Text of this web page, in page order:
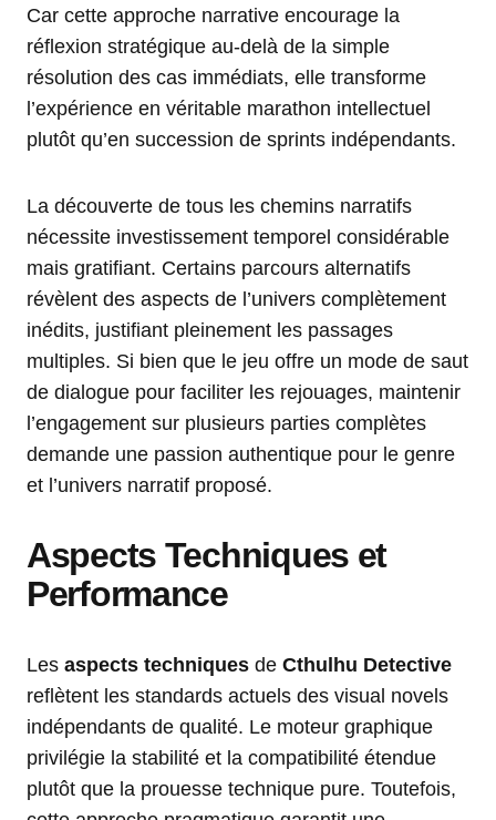
Car cette approche narrative encourage la
réflexion stratégique au-delà de la simple
résolution des cas immédiats, elle transforme
l’expérience en véritable marathon intellectuel
plutôt qu’en succession de sprints indépendants.
La découverte de tous les chemins narratifs
nécessite investissement temporel considérable
mais gratifiant. Certains parcours alternatifs
révèlent des aspects de l’univers complètement
inédits, justifiant pleinement les passages
multiples. Si bien que le jeu offre un mode de saut
de dialogue pour faciliter les rejouages, maintenir
l’engagement sur plusieurs parties complètes
demande une passion authentique pour le genre
et l’univers narratif proposé.
Aspects Techniques et
Performance
Les aspects techniques de Cthulhu Detective
reflètent les standards actuels des visual novels
indépendants de qualité. Le moteur graphique
privilégie la stabilité et la compatibilité étendue
plutôt que la prouesse technique pure. Toutefois,